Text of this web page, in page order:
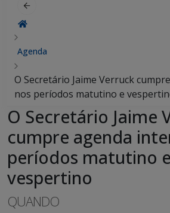
Agenda
O Secretário Jaime Verruck
nos períodos matutino e
O Secretário Jaime
cumpre agenda
períodos matutino e
vespertino
QUANDO